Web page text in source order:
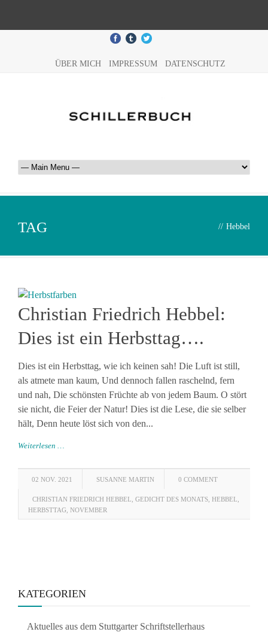
ÜBER MICH IMPRESSUM DATENSCHUTZ
TAG // Hebbel
Christian Friedrich Hebbel:
Dies ist ein Herbsttag….
Dies ist ein Herbsttag, wie ich keinen sah! Die Luft ist still,
als atmete man kaum, Und dennoch fallen raschelnd, fern
und nah, Die schönsten Früchte ab von jedem Baum. O stört
sie nicht, die Feier der Natur! Dies ist die Lese, die sie selber
hält, Denn heute löst sich von den...
Weiterlesen …
02 NOV. 2021 SUSANNE MARTIN 0 COMMENT
CHRISTIAN FRIEDRICH HEBBEL GEDICHT DES MONATS HEBBEL
HERBSTTAG NOVEMBER
KATEGORIEN
Aktuelles aus dem Stuttgarter Schriftstellerhaus